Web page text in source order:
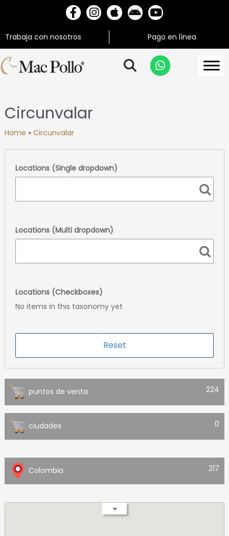
Trabaja con nosotros Pago en línea
Circunvalar
Home » Circunvalar
Locations (Single dropdown)
Locations (Multi dropdown)
Locations (Checkboxes)
No items in this taxonomy yet
puntos de venta 224
ciudades 0
Colombia 217